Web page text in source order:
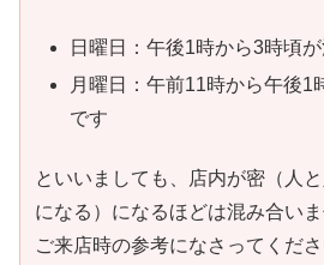
日曜日：午後1時から3時頃
月曜日：午前11時から午後1
です
といいましても、店内が密（人
になる）になるほどは混み合いま
ご来店時の参考になさってくださ